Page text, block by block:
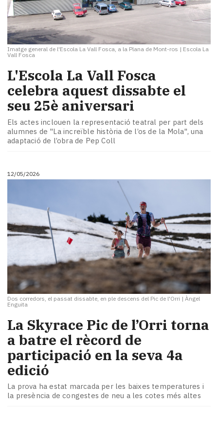
Imatge general de l'Escola La Vall Fosca, a la Plana de Mont-ros | Escola La
Vall Fosca
L'Escola La Vall Fosca ​
celebra aquest dissabte el
seu 25è aniversari
Els actes inclouen la representació teatral per part dels
alumnes de "La increïble història de l’os de la Mola", una
adaptació de l’obra de Pep Coll
12/05/2026
Dos corredors, el passat dissabte, en ple descens del Pic de l'Orri | Àngel
Enguita
La Skyrace Pic de l’Orri torna
a batre el rècord de
participació en la seva 4a
edició
La prova ha estat marcada per les baixes temperatures i
la presència de congestes de neu a les cotes més altes